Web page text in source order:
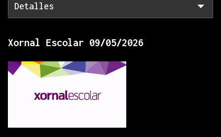
Detalles
Xornal Escolar 09/05/2026